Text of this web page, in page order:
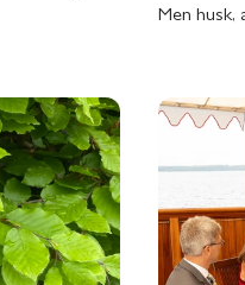
Men husk,